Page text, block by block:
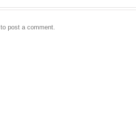
to post a comment.